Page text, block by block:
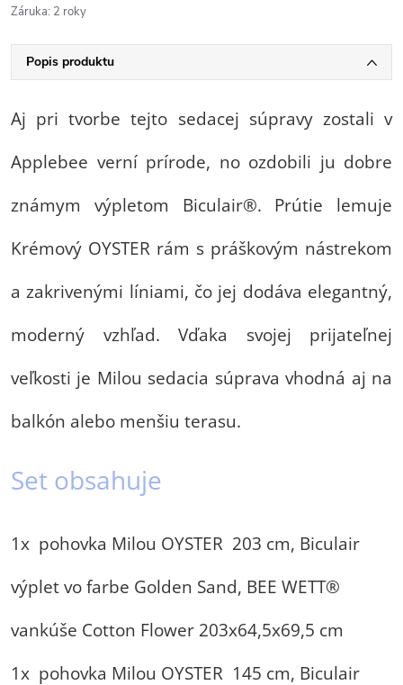
Záruka: 2 roky
Popis produktu
Aj pri tvorbe tejto sedacej súpravy zostali v
Applebee verní prírode, no ozdobili ju dobre
známym výpletom Biculair®. Prútie lemuje
Krémový OYSTER rám s práškovým nástrekom
a zakrivenými líniami, čo jej dodáva elegantný,
moderný vzhľad. Vďaka svojej prijateľnej
veľkosti je Milou sedacia súprava vhodná aj na
balkón alebo menšiu terasu.
Set obsahuje
1x pohovka Milou OYSTER 203 cm, Biculair
výplet vo farbe Golden Sand, BEE WETT®
vankúše Cotton Flower 203x64,5x69,5 cm
1x pohovka Milou OYSTER 145 cm, Biculair